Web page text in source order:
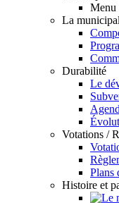
Menu
La
Durabilité
Le
Votations /
Plans
Histoire et